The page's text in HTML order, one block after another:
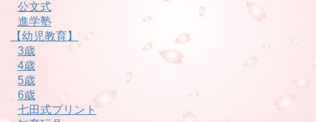
公文式
進学塾
【幼児教育】
3歳
4歳
5歳
6歳
七田式プリント